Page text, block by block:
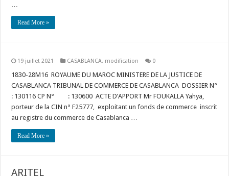
…
Read More »
19 juillet 2021 CASABLANCA, modification 0
1830-28M16 ROYAUME DU MAROC MINISTERE DE LA JUSTICE DE
CASABLANCA TRIBUNAL DE COMMERCE DE CASABLANCA DOSSIER N°
: 130116 CP N° : 130600 ACTE D’APPORT Mr FOUKALLA Yahya,
porteur de la CIN n° F25777, exploitant un fonds de commerce inscrit
au registre du commerce de Casablanca …
Read More »
ARITEL